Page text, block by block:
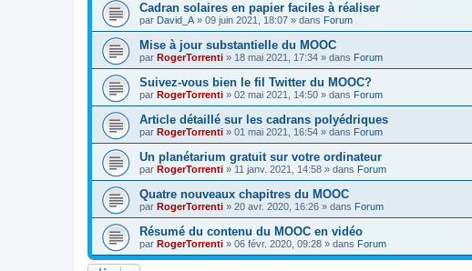
Cadran solaires en papier faciles à réaliser
par David_A » 09 juin 2021, 18:07 » dans Forum
Mise à jour substantielle du MOOC
par RogerTorrenti » 18 mai 2021, 17:34 » dans Forum
Suivez-vous bien le fil Twitter du MOOC?
par RogerTorrenti » 02 mai 2021, 14:50 » dans Forum
Article détaillé sur les cadrans polyédriques
par RogerTorrenti » 01 mai 2021, 16:54 » dans Forum
Un planétarium gratuit sur votre ordinateur
par RogerTorrenti » 11 janv. 2021, 14:58 » dans Forum
Quatre nouveaux chapitres du MOOC
par RogerTorrenti » 20 avr. 2020, 16:26 » dans Forum
Résumé du contenu du MOOC en vidéo
par RogerTorrenti » 06 févr. 2020, 09:28 » dans Forum